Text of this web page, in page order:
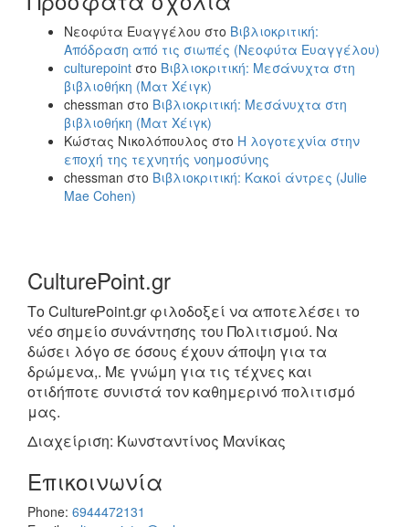
Νεοφύτα Ευαγγέλου στο Βιβλιοκριτική:
Απόδραση από τις σιωπές (Νεοφύτα Ευαγγέλου)
culturepoint στο Βιβλιοκριτική: Μεσάνυχτα στη
βιβλιοθήκη (Ματ Χέιγκ)
chessman στο Βιβλιοκριτική: Μεσάνυχτα στη
βιβλιοθήκη (Ματ Χέιγκ)
Κώστας Νικολόπουλος στο Η λογοτεχνία στην
εποχή της τεχνητής νοημοσύνης
chessman στο Βιβλιοκριτική: Κακοί άντρες (Julie
Mae Cohen)
CulturePoint.gr
Το CulturePoint.gr φιλοδοξεί να αποτελέσει το
νέο σημείο συνάντησης του Πολιτισμού. Να
δώσει λόγο σε όσους έχουν άποψη για τα
δρώμενα,. Με γνώμη για τις τέχνες και
οτιδήποτε συνιστά τον καθημερινό πολιτισμό
μας.
Διαχείριση: Κωνσταντίνος Μανίκας
Επικοινωνία
Phone: 6944472131